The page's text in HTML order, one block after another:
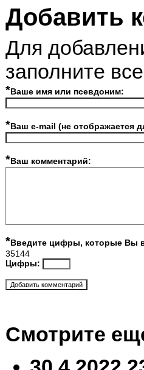
Добавить
Для
заполните
*Ваше имя или псевдоним:
*Ваш e-mail (не отображается
*Ваш комментарий:
*Введите цифры, которые Вы
35144
Цифры:
Смотрите